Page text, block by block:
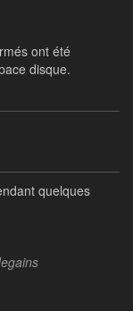
ont été
disque.
quelques